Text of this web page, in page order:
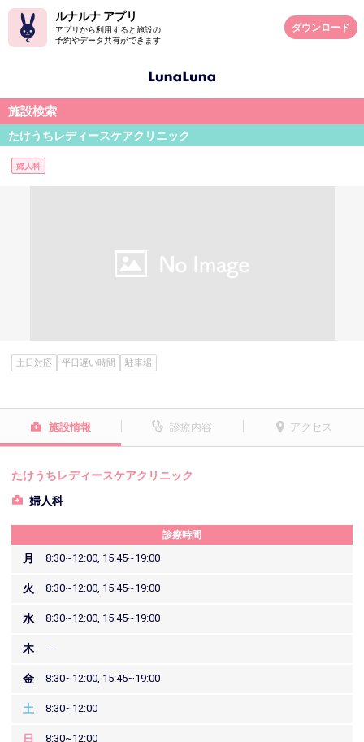
ルナルナ アプリ
アプリから利用すると施設の
予約やデータ共有ができます
ダウンロード
施設検索
たけうちレディースケアクリニック
婦人科
土日対応 平日遅い時間 駐車場
施設情報 診療内容 アクセス
たけうちレディースケアクリニック
婦人科
診療時間
月 8:30~12:00, 15:45~19:00
火 8:30~12:00, 15:45~19:00
水 8:30~12:00, 15:45~19:00
木 ---
金 8:30~12:00, 15:45~19:00
土 8:30~12:00
日 8:30~12:00